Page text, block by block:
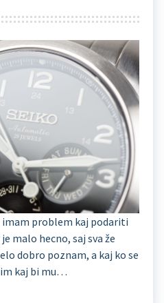
problem kaj podariti
malo hecno, saj sva že
dobro poznam, a kaj ko se
kaj bi mu…